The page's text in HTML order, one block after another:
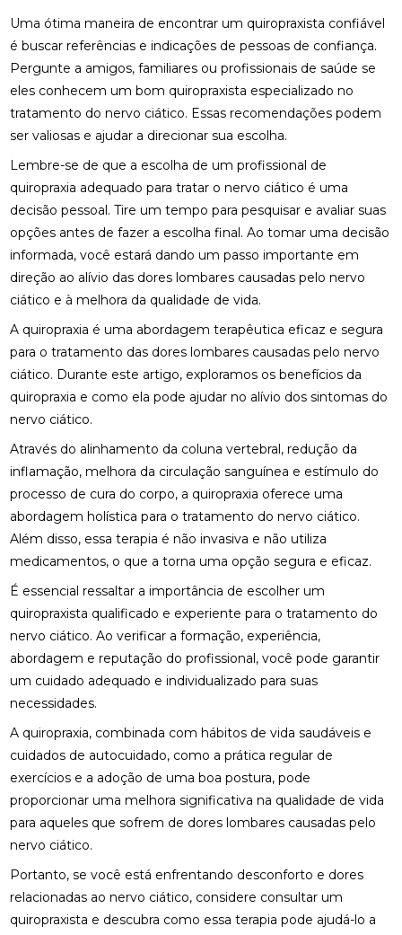
Uma ótima maneira de encontrar um quiropraxista confiável
é buscar referências e indicações de pessoas de confiança.
Pergunte a amigos, familiares ou profissionais de saúde se
eles conhecem um bom quiropraxista especializado no
tratamento do nervo ciático. Essas recomendações podem
ser valiosas e ajudar a direcionar sua escolha.
Lembre-se de que a escolha de um profissional de
quiropraxia adequado para tratar o nervo ciático é uma
decisão pessoal. Tire um tempo para pesquisar e avaliar suas
opções antes de fazer a escolha final. Ao tomar uma decisão
informada, você estará dando um passo importante em
direção ao alívio das dores lombares causadas pelo nervo
ciático e à melhora da qualidade de vida.
A quiropraxia é uma abordagem terapêutica eficaz e segura
para o tratamento das dores lombares causadas pelo nervo
ciático. Durante este artigo, exploramos os benefícios da
quiropraxia e como ela pode ajudar no alívio dos sintomas do
nervo ciático.
Através do alinhamento da coluna vertebral, redução da
inflamação, melhora da circulação sanguínea e estímulo do
processo de cura do corpo, a quiropraxia oferece uma
abordagem holística para o tratamento do nervo ciático.
Além disso, essa terapia é não invasiva e não utiliza
medicamentos, o que a torna uma opção segura e eficaz.
É essencial ressaltar a importância de escolher um
quiropraxista qualificado e experiente para o tratamento do
nervo ciático. Ao verificar a formação, experiência,
abordagem e reputação do profissional, você pode garantir
um cuidado adequado e individualizado para suas
necessidades.
A quiropraxia, combinada com hábitos de vida saudáveis e
cuidados de autocuidado, como a prática regular de
exercícios e a adoção de uma boa postura, pode
proporcionar uma melhora significativa na qualidade de vida
para aqueles que sofrem de dores lombares causadas pelo
nervo ciático.
Portanto, se você está enfrentando desconforto e dores
relacionadas ao nervo ciático, considere consultar um
quiropraxista e descubra como essa terapia pode ajudá-lo a
ENCONTRE A CLÍNICA DE QUIROPRAXIA PERTO DE
VOCÊ
ENCONTRE A MELHOR CLÍNICA DE QUIROPRAXIA
PERTO DE VOCÊ
ENCONTRE QUIROPRAXIA PERTO DE VOCÊ
MELHORE A SAÚDE
ENCONTRE QUIROPRAXIA PERTO DE VOCÊ E
MELHORE SUA SAÚDE
ENCONTRE QUIROPRAXIA PERTO DE VOCÊ PARA
ALÍVIO E BEM-ESTAR
ENCONTRE QUIROPRAXIA PERTO DE VOCÊ: TUDO
SOBRE O TEMA
ESTRATÉGIAS PARA ALIVIAR O NEUROMA DE
MORTON COM PALMILHAS
FATORES QUE IMPACTAM O PREÇO DE PALMILHA
3D
MELHORAR SEU EQUILÍBRIO
FISIOTERAPIA DE REABILITAÇÃO VESTIBULAR PARA
FISIOTERAPIA MOTORA E RESPIRATÓRIA:
BENEFÍCIOS E PRÁTICAS
BENEFÍCIOS E PRÁTICAS ESSENCIAIS
BENEFÍCIOS E ABORDAGENS EFICAZES
FISIOTERAPIA NA LABIRINTITE: COMO O
TRATAMENTO PODE AJUDAR NA RECUPERAÇÃO
TRATAMENTO PODE MELHORAR SEU EQUILÍBRIO E
QUALIDADE DE VIDA
FISIOTERAPIA NA LABIRINTITE: COMO O
TRATAMENTO PODE MELHORAR SEU EQUILÍBRIO E